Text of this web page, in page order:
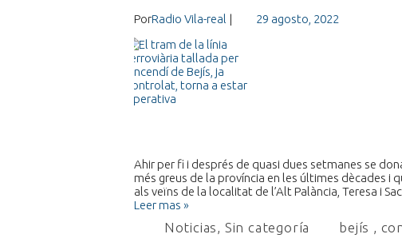
PorRadio Vila-real | 29 agosto, 2022
Ahir per fi i després de quasi dues setmanes se
més greus de la província en les últimes dècades i
als veïns de la localitat de l’Alt Palància, Teresa i
Leer mas »
Noticias, Sin categoría bejís ,